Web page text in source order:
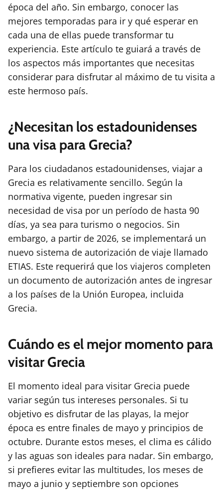
época del año. Sin embargo, conocer las
mejores temporadas para ir y qué esperar en
cada una de ellas puede transformar tu
experiencia. Este artículo te guiará a través de
los aspectos más importantes que necesitas
considerar para disfrutar al máximo de tu visita a
este hermoso país.
¿Necesitan los estadounidenses
una visa para Grecia?
Para los ciudadanos estadounidenses, viajar a
Grecia es relativamente sencillo. Según la
normativa vigente, pueden ingresar sin
necesidad de visa por un período de hasta 90
días, ya sea para turismo o negocios. Sin
embargo, a partir de 2026, se implementará un
nuevo sistema de autorización de viaje llamado
ETIAS. Este requerirá que los viajeros completen
un documento de autorización antes de ingresar
a los países de la Unión Europea, incluida
Grecia.
Cuándo es el mejor momento para
visitar Grecia
El momento ideal para visitar Grecia puede
variar según tus intereses personales. Si tu
objetivo es disfrutar de las playas, la mejor
época es entre finales de mayo y principios de
octubre. Durante estos meses, el clima es cálido
y las aguas son ideales para nadar. Sin embargo,
si prefieres evitar las multitudes, los meses de
mayo a junio y septiembre son opciones